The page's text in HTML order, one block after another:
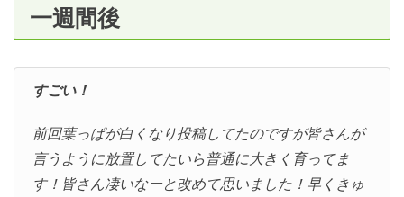
一週間後
すごい！
前回葉っぱが白くなり投稿してたのですが皆さんが
言うように放置してたいら普通に大きく育ってま
す！皆さん凄いなーと改めて思いました！早くきゅ